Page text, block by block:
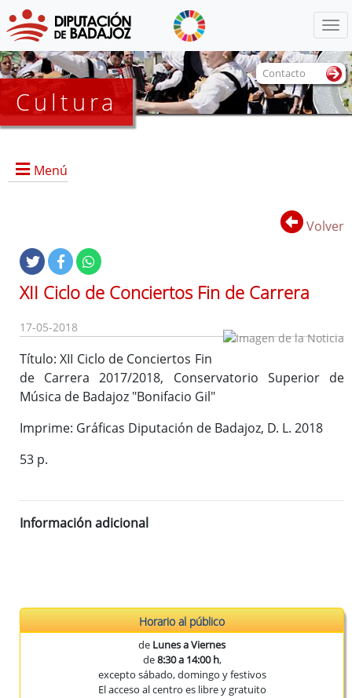
Cultura
Menú
Portada
Información General
Objetivos
Colecciones
Publicaciones del CEEX
Enlaces de interés
Donaciones
Catálogo del Centro de Estudios Extremeños
La Reex en BD Bibliográficas
Volver
XII Ciclo de Conciertos Fin de Carrera
17-05-2018
Título: XII Ciclo de Conciertos Fin
de Carrera 2017/2018, Conservatorio Superior de
Música de Badajoz "Bonifacio Gil"
Imprime: Gráficas Diputación de Badajoz, D. L. 2018
53 p.
Información adicional
Contacto
Horario al público
de Lunes a Viernes
de8:30 a 14:00 h,
excepto sábado, domingo y festivos
El acceso al centro es libre y gratuito